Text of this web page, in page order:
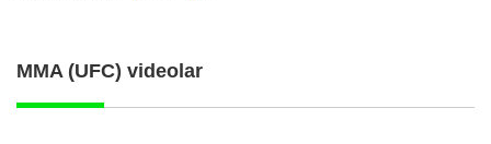
MMA (UFC) videolar